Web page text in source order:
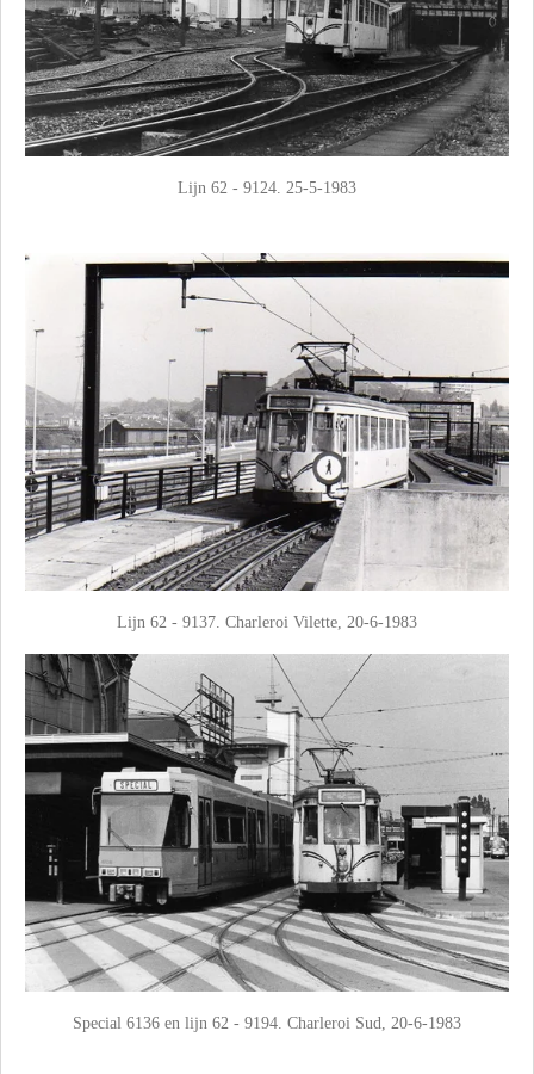
Lijn 62 - 9124. 25-5-1983
Lijn 62 - 9137. Charleroi Vilette, 20-6-1983
Special 6136 en lijn 62 - 9194. Charleroi Sud, 20-6-1983